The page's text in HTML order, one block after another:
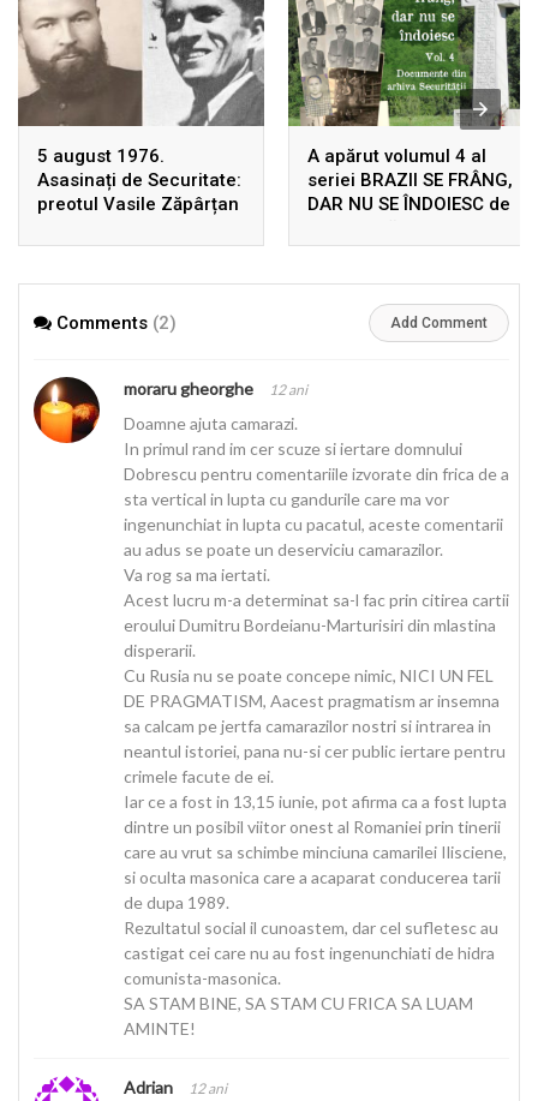
5 august 1976.
Asasinați de Securitate:
preotul Vasile Zăpârțan
uciși, în Germania, prin
A apărut volumul 4 al
seriei BRAZII SE FRÂNG,
DAR NU SE ÎNDOIESC de
după 22 de ani de la
din Munții Făgărașului în
arhivele Securității
Comments (2) Add Comment
moraru gheorghe 12 ani
Doamne ajuta camarazi.
In primul rand im cer scuze si iertare domnului
Dobrescu pentru comentariile izvorate din frica de a
sta vertical in lupta cu gandurile care ma vor
ingenunchiat in lupta cu pacatul, aceste comentarii
au adus se poate un deserviciu camarazilor.
Va rog sa ma iertati.
Acest lucru m-a determinat sa-l fac prin citirea cartii
eroului Dumitru Bordeianu-Marturisiri din mlastina
disperarii.
Cu Rusia nu se poate concepe nimic, NICI UN FEL
DE PRAGMATISM, Aacest pragmatism ar insemna
sa calcam pe jertfa camarazilor nostri si intrarea in
neantul istoriei, pana nu-si cer public iertare pentru
crimele facute de ei.
Iar ce a fost in 13,15 iunie, pot afirma ca a fost lupta
dintre un posibil viitor onest al Romaniei prin tinerii
care au vrut sa schimbe minciuna camarilei Ilisciene,
si oculta masonica care a acaparat conducerea tarii
de dupa 1989.
Rezultatul social il cunoastem, dar cel sufletesc au
castigat cei care nu au fost ingenunchiati de hidra
comunista-masonica.
SA STAM BINE, SA STAM CU FRICA SA LUAM
AMINTE!
Adrian 12 ani